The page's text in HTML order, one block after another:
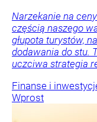
Narzekanie na
częścią naszego
głupota turystów,
dodawania do stu.
uczciwa strategia
Finanse i
Wprost